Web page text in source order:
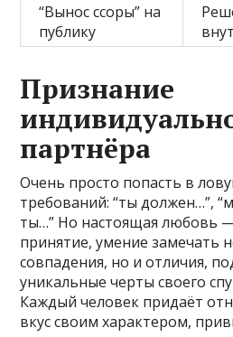
“Вынос ссоры” на
публику
Признание
партнёра
Очень просто попасть в
требований: “ты должен…”,
ты…” Но настоящая любовь —
принятие, умение замечать
совпадения, но и отличия,
уникальные черты своего
Каждый человек придаёт
вкус своим характером,